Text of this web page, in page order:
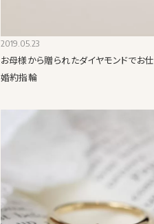
2019.05.23
お母様から贈られたダイヤモンドでお
婚約指輪